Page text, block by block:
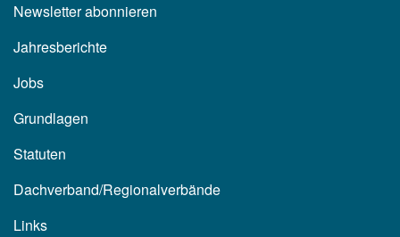
Newsletter abonnieren
Jahresberichte
Jobs
Grundlagen
Statuten
Dachverband/Regionalverbände
Links